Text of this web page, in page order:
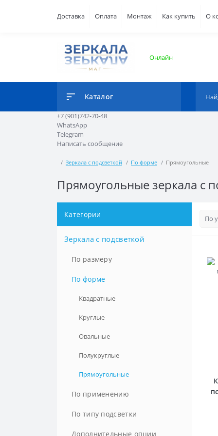
Доставка Оплата Монтаж Как купить О
Онлайн
Каталог
+7 (901)742-70-48
WhatsApp
Telegram
Написать сообщение
Зеркала с подсветкой По форме Прямоугольные
Прямоугольные зеркала с
Категории
Зеркала с подсветкой
По размеру
100 см
105 см
110 см
120 см
130 см
150 см
160 см
170 см
По форме
Квадратные
Круглые
Овальные
Полукруглые
Прямоугольные
По применению
В ванную
В прихожую
По типу подсветки
LED-подсветка
Дополнительные опции